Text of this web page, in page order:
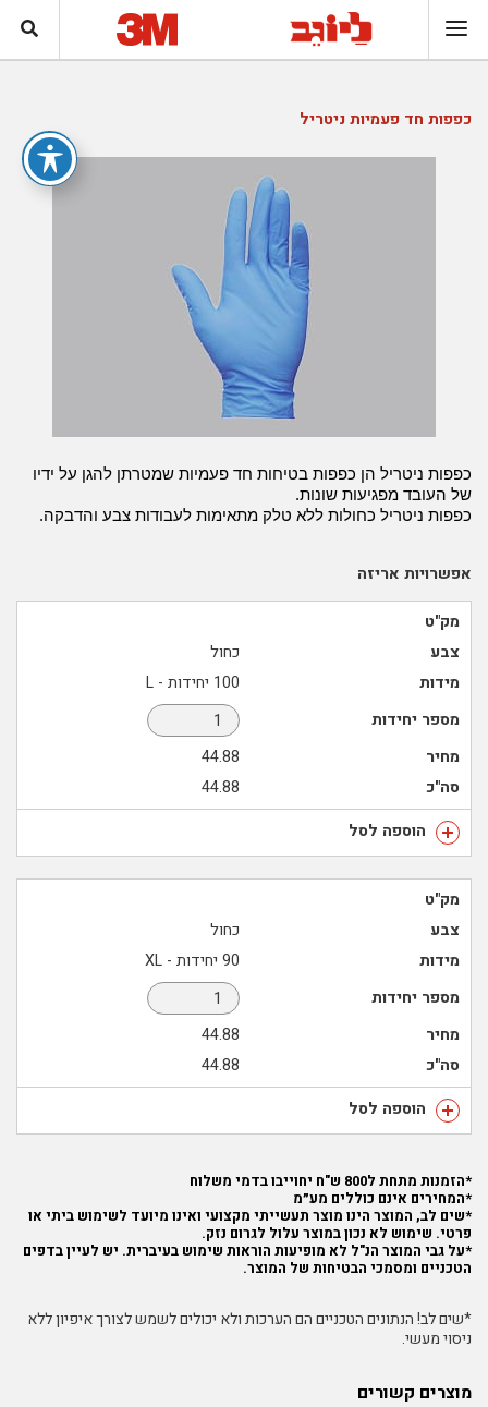
כפפות חד פעמיות ניטריל
כפפות ניטריל הן כפפות בטיחות חד פעמיות שמטרתן להגן על ידיו
של העובד מפגיעות שונות.
כפפות ניטריל כחולות ללא טלק מתאימות לעבודות צבע והדבקה.
אפשרויות אריזה
מק"ט
צבע
כחול
מידות
100 יחידות - L
מספר יחידות
מחיר
44.88
סה"כ
44.88
הוספה לסל
מק"ט
צבע
כחול
מידות
90 יחידות - XL
מספר יחידות
מחיר
44.88
סה"כ
44.88
הוספה לסל
*הזמנות מתחת ל800 ש"ח יחוייבו בדמי משלוח
*המחירים אינם כוללים מע״מ
*שים לב, המוצר הינו מוצר תעשייתי מקצועי ואינו מיועד לשימוש ביתי או
פרטי. שימוש לא נכון במוצר עלול לגרום נזק.
*על גבי המוצר הנ"ל לא מופיעות הוראות שימוש בעיברית. יש לעיין בדפים
הטכניים ומסמכי הבטיחות של המוצר.
*שים לב! הנתונים הטכניים הם הערכות ולא יכולים לשמש לצורך איפיון ללא
ניסוי מעשי.
מוצרים קשורים